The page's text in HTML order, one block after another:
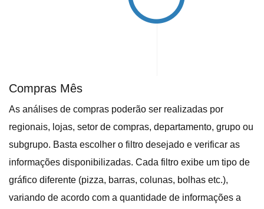
Compras Mês
As análises de compras poderão ser realizadas por
regionais, lojas, setor de compras, departamento, grupo ou
subgrupo. Basta escolher o filtro desejado e verificar as
informações disponibilizadas. Cada filtro exibe um tipo de
gráfico diferente (pizza, barras, colunas, bolhas etc.),
variando de acordo com a quantidade de informações a